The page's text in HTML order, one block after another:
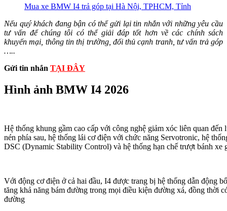
Mua xe BMW I4 trả góp tại Hà Nội, TPHCM, Tỉnh
Nếu quý khách đang bận có thể gửi lại tin nhắn với những yêu cầu
tư vấn để chúng tôi có thể giải đáp tốt hơn về các chính sách
khuyến mại, thông tin thị trường, đối thủ cạnh tranh, tư vấn trả góp
…..
Gửi tin nhắn TẠI ĐÂY
Hình ảnh BMW I4 2026
Hệ thống khung gầm cao cấp với công nghệ giảm xóc liên quan đến
nén phía sau, hệ thống lái cơ điện với chức năng Servotronic, hệ
DSC (Dynamic Stability Control) và hệ thống hạn chế trượt bánh xe
Với động cơ điện ở cả hai đầu, I4 được trang bị hệ thống dẫn động
tăng khả năng bám đường trong mọi điều kiện đường xá, đồng thời
đường